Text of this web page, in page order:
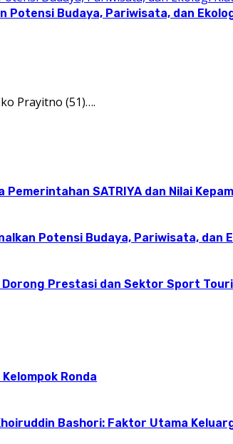
Potensi Budaya, Pariwisata, dan
Prayitno (51)….
SATRIYA dan Nilai
Potensi Budaya, Pariwisata, dan
Prestasi dan Sektor Sport
Ronda
Bashori: Faktor Utama